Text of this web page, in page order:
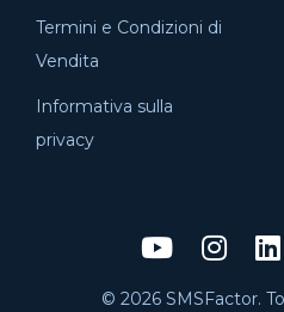
Termini e Condizioni di
Vendita
Informativa sulla
privacy
© 2026 SMSFactor.